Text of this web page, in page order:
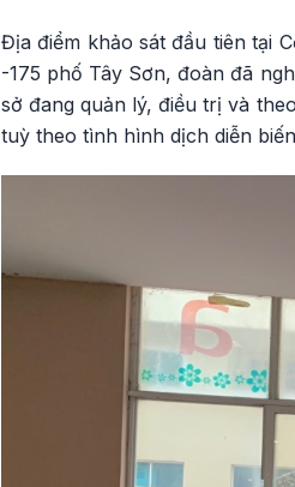
Địa điểm khảo sát đầu tiên tại
-175 phố Tây Sơn, đoàn đã
sở đang quản lý, điều trị và
tuỳ theo tình hình dịch diễn